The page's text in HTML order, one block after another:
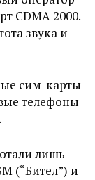
CDMA 2000.
звука и
сим-карты
телефоны
лишь
(“Бител”) и